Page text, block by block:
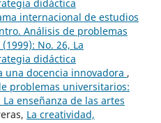
didáctica
internacional de estudios
Análisis de problemas
No. 26, La
didáctica
una docencia innovadora ,
problemas universitarios:
enseñanza de las artes
La creatividad,